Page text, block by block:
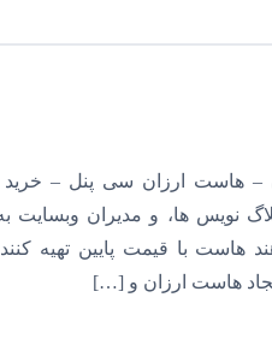
– هاست ارزان سی پنل –
نویس ها، و مدیران وبسایت
هاست با قیمت پایین تهیه
هاست ارزان و […]